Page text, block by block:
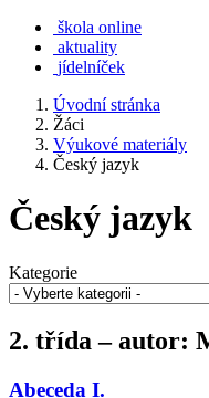
škola online
aktuality
jídelníček
Úvodní stránka
Žáci
Výukové materiály
Český jazyk
Český jazyk
Kategorie
2. třída – autor:
Abeceda I.